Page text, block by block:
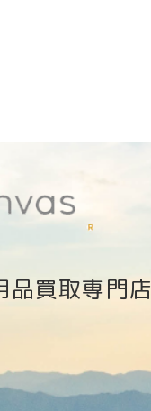
品買取専門店